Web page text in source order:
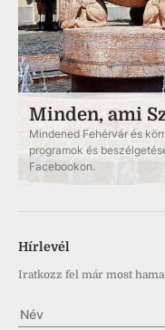
Minden, ami
Mindened Fehérvár és
programok és
Facebookon.
Hírlevél
Iratkozz fel már most